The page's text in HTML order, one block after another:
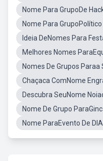
Nome Para GrupoDe
Nome Para GrupoPolítico
Ideia DeNomes Para
Melhores Nomes
Nomes De Grupos Paraa
Chaçaca ComNome
Descubra SeuNome
Nome De Grupo
Nome ParaEvento De DIA